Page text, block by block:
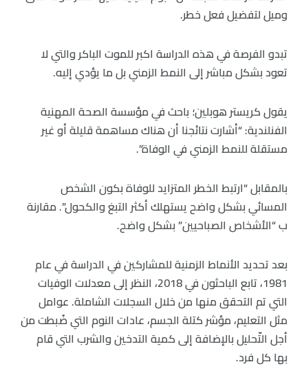
وميل لتفضيل فعل خطر.
تبدو الفرصة في هذه الدراسة اكبر للموت الباكر والتي لا
تعود بشكل مباشر إلى النمط الزمني بل ما يؤدي إليه.
يقول كريستر هوبلين؛ باحث في مؤسسة الصحة المهنية
الفنلندية: “أشارت نتائجنا أن هناك مساهمة قليلة أو غير
مستقلة للنمط الزمني في الوفاة”.
بالمقابل “ارتبط الخطر المتزايد للوفاة بكون الشخص
المسائي بشكل واضح يستهلك أكثر التبغ والكحول”. مقارنة
ب “الأشخاص الصباحيين” بشكل واضح.
بعد تحديد الأنماط الزمنية للمشاركين في الدراسة في عام
1981، تابع الباحثون في 2018، النظر إلى معدلات الوفيات
التي تم التحقق منها من خلال السجلات الشاملة. عوامل
مثل التعليم، مؤشر كتلة الجسم، عادات النوم التي ضُبطت من
أجل التّحليل بالإضافة إلى كمية التدخين والشرب التي قام
بها كل فرد.